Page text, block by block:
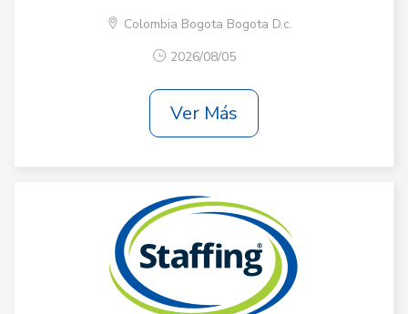
Colombia Bogota Bogota D.c.
2026/08/05
Ver Más